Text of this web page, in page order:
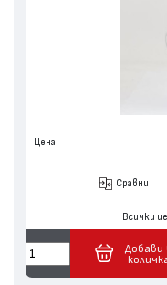
Цена
Сравни
Всички
Добави